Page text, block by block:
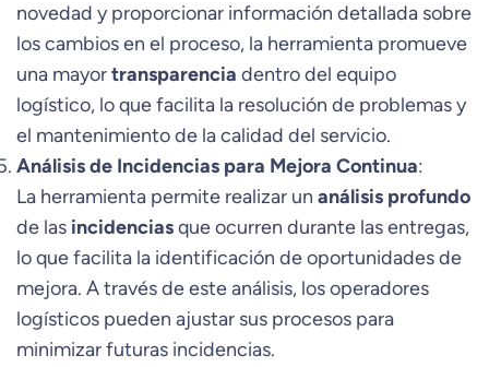
novedad y proporcionar información detallada sobre
los cambios en el proceso, la herramienta promueve
una mayortransparencia dentro del equipo
logístico, lo que facilita la resolución de problemas y
el mantenimiento de la calidad del servicio.
Análisis de Incidencias para Mejora Continua:
La herramienta permite realizar un análisis profundo
de las incidenciasque ocurren durante las entregas,
lo que facilita la identificación de oportunidades de
mejora. A través de este análisis, los operadores
logísticos pueden ajustar sus procesos para
minimizar futuras incidencias.